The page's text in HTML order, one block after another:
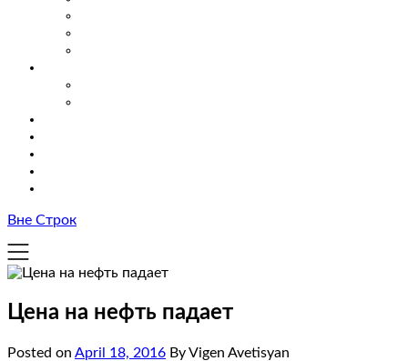
Вне Строк
Цена на нефть падает
Posted on April 18, 2016 By Vigen Avetisyan